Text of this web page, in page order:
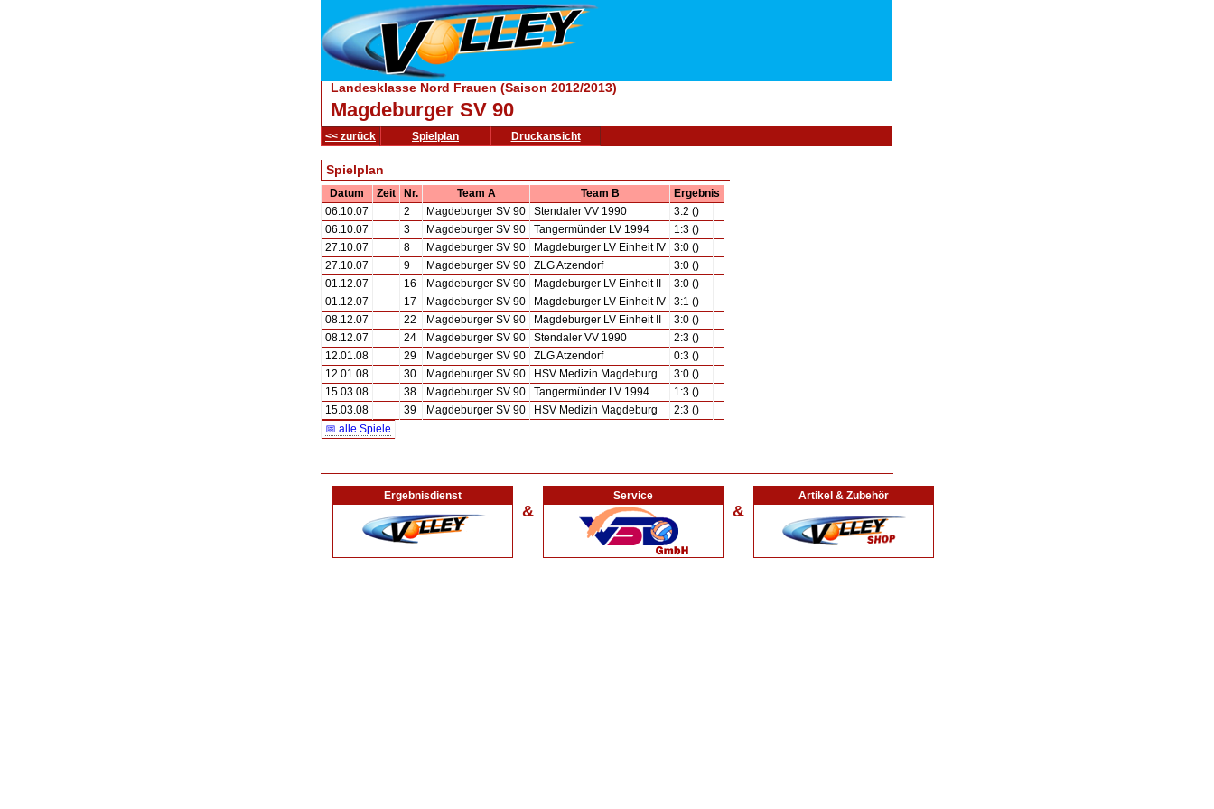
Landesklasse Nord Frauen (Saison 2012/2013)
Magdeburger SV 90
<< zurück Spielplan Druckansicht
Spielplan
Datum Zeit Nr. Team A Team B
Ergebnis
06.10.07
2 Magdeburger SV 90 Stendaler VV 1990
3:2 ()
06.10.07
3 Magdeburger SV 90 Tangermünder LV 1994
1:3 ()
27.10.07
8 Magdeburger SV 90 Magdeburger LV Einheit IV
3:0 ()
27.10.07
9 Magdeburger SV 90 ZLG Atzendorf
3:0 ()
01.12.07
16 Magdeburger SV 90 Magdeburger LV Einheit II
3:0 ()
01.12.07
17 Magdeburger SV 90 Magdeburger LV Einheit IV
3:1 ()
08.12.07
22 Magdeburger SV 90 Magdeburger LV Einheit II
3:0 ()
08.12.07
24 Magdeburger SV 90 Stendaler VV 1990
2:3 ()
12.01.08
29 Magdeburger SV 90 ZLG Atzendorf
0:3 ()
12.01.08
30 Magdeburger SV 90 HSV Medizin Magdeburg
3:0 ()
15.03.08
38 Magdeburger SV 90 Tangermünder LV 1994
1:3 ()
15.03.08
39 Magdeburger SV 90 HSV Medizin Magdeburg
2:3 ()
📅 alle Spiele
Ergebnisdienst
&
Service
&
Artikel & Zubehör